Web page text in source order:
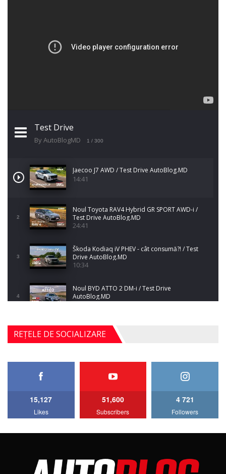
Test Drive
By AutoBlogMD 1 / 300
Jaecoo J7 AWD / Test Drive AutoBlog.MD
14:41
2
Noul Toyota RAV4 Hybrid GR SPORT AWD-i /
Test Drive AutoBlog.MD
24:41
3
Škoda Kodiaq iV PHEV - cât consumă?! / Test
Drive AutoBlog.MD
10:34
4
Noul BYD ATTO 2 DM-i / Test Drive
AutoBlog.MD
17:35
5
Noul Mercedes-Benz S-Class facelift (S 580
4MATIC V223) / Test Drive AutoBlog.MD
27:33
AutoBlog.MD
15:08
REȚELE DE SOCIALIZARE
15,127
Likes
51,600
Subscribers
4 721
Followers